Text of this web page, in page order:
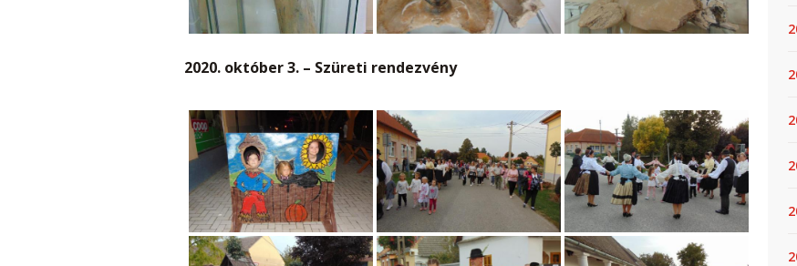
2020. október 3. – Szüreti rendezvény